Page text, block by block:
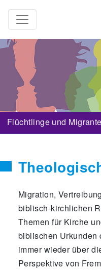
Flüchtlinge und
Migration,
biblisch-kirchlichen
Themen für Kirche
biblischen Urkunden
immer wieder über
Perspektive von